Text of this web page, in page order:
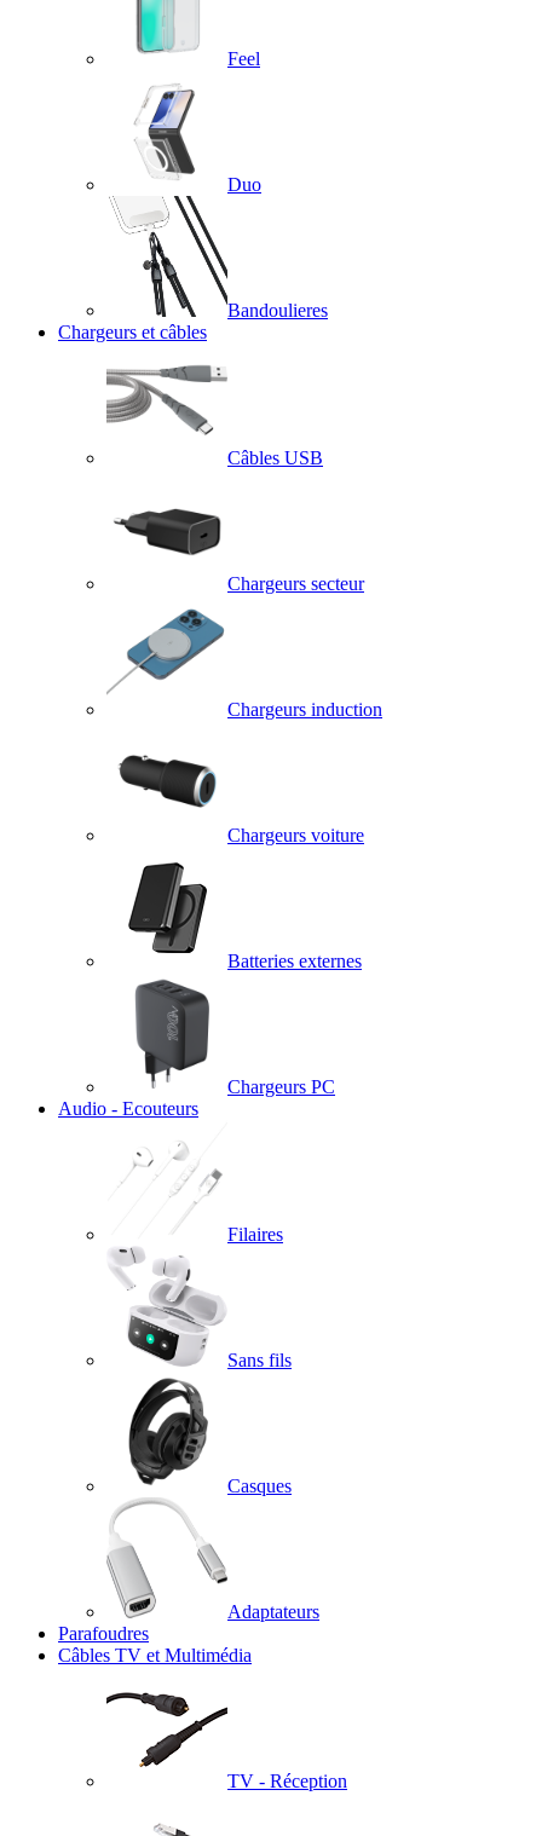
Feel
Duo
Bandoulieres
Chargeurs et câbles
Câbles USB
Chargeurs secteur
Chargeurs induction
Chargeurs voiture
Batteries externes
Chargeurs PC
Audio - Ecouteurs
Filaires
Sans fils
Casques
Adaptateurs
Parafoudres
Câbles TV et Multimédia
TV - Réception